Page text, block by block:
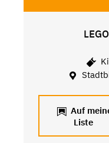
Auf
Liste